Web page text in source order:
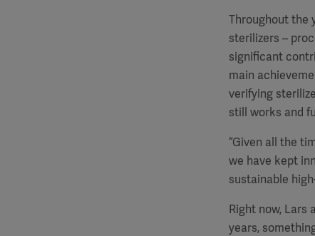
Throughout the
sterilizers –
significant
main
verifying
still works and
“Given all the
we have kept
sustainable
Right now, Lars
years,